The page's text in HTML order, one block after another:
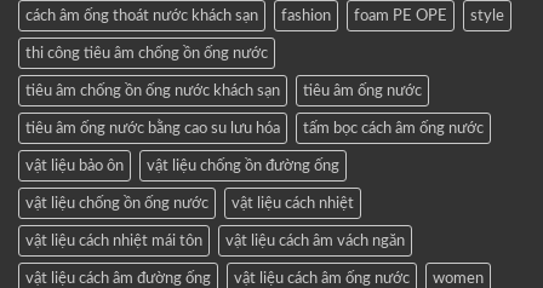
cách âm ống thoát nước khách sạn fashion foam PE OPE style
thi công tiêu âm chống ồn ống nước
tiêu âm chống ồn ống nước khách sạn tiêu âm ống nước
tiêu âm ống nước bằng cao su lưu hóa tấm bọc cách âm ống nước
vật liệu bảo ôn vật liệu chống ồn đường ống
vật liệu chống ồn ống nước vật liệu cách nhiệt
vật liệu cách nhiệt mái tôn vật liệu cách âm vách ngăn
vật liệu cách âm đường ống vật liệu cách âm ống nước women